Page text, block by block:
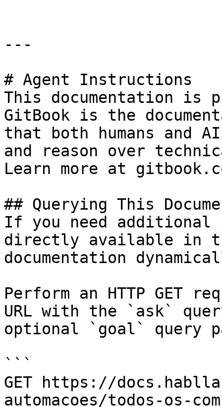
---
# Agent Instructions
This documentation is
GitBook is the
that both humans and
and reason over
Learn more at
## Querying This
If you need
directly available in
documentation
Perform an HTTP GET
URL with the `ask`
optional `goal` query
```
GET https://
automacoes/todos-os-